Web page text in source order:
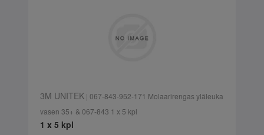
3M UNITEK| 067-843-952-171 Molaarirengas yläleuka
vasen 35+ & 067-843 1 x 5 kpl
1 x 5 kpl